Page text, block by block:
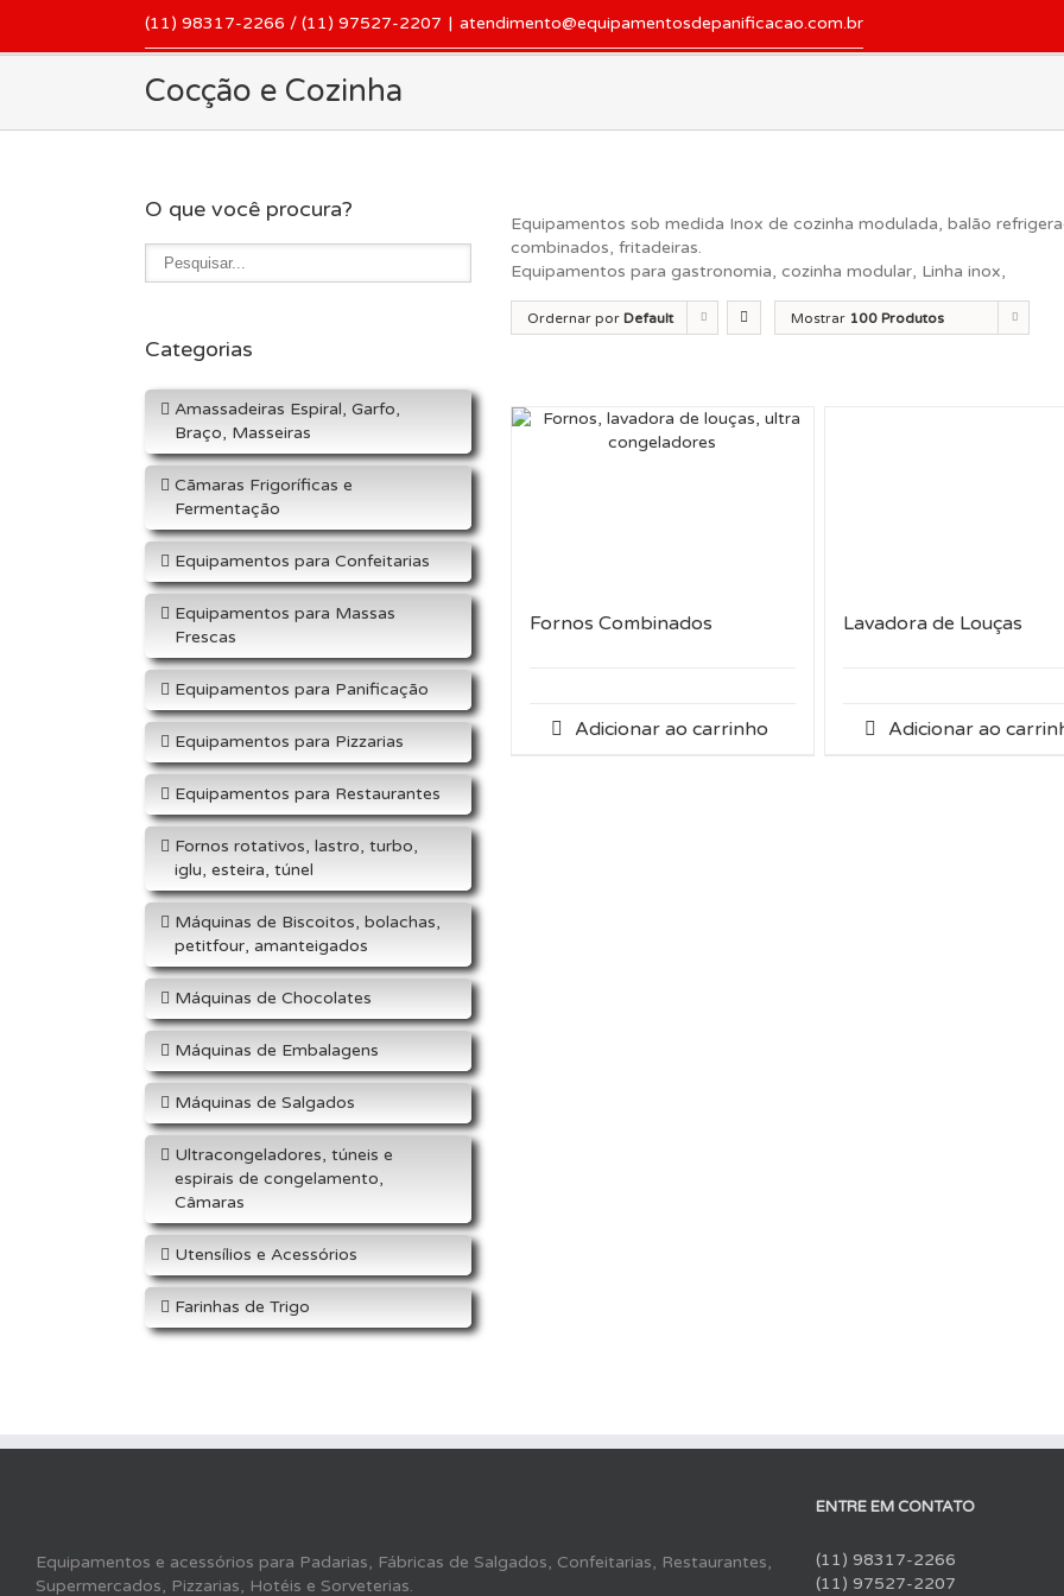
(11) 98317-2266 / (11) 97527-2207 | atendimento@equipamentosdepanificacao.com.br
Cocção e Cozinha
Equipamentos sob medida Inox de cozinha modulada, balão
combinados, fritadeiras.
Equipamentos para gastronomia, cozinha modular, Linha inox,
Ordernar por Default Mostrar 100 Produtos
Fornos Combinados
Adicionar ao carrinho
Lavadora de Louças
Adicionar ao
O que você procura?
Categorias
Amassadeiras Espiral, Garfo,
Braço, Masseiras
Cãmaras Frigoríficas e
Fermentação
Equipamentos para Confeitarias
Equipamentos para Massas
Frescas
Equipamentos para Panificação
Equipamentos para Pizzarias
Equipamentos para Restaurantes
Fornos rotativos, lastro, turbo,
iglu, esteira, túnel
Máquinas de Biscoitos, bolachas,
petitfour, amanteigados
Máquinas de Chocolates
Máquinas de Embalagens
Máquinas de Salgados
Ultracongeladores, túneis e
espirais de congelamento,
Câmaras
Utensílios e Acessórios
Farinhas de Trigo
Equipamentos e acessórios para Padarias, Fábricas de Salgados, Confeitarias, Restaurantes,
Supermercados, Pizzarias, Hotéis e Sorveterias.
ENTRE EM CONTATO
(11) 98317-2266
(11) 97527-2207